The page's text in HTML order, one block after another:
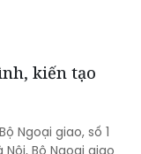
kiến tạo
Ngoại giao, số 1
nhân kỷ
lập Hiệp hội